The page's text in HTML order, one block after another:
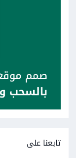
تابعنا على